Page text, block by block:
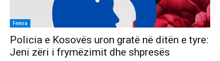
Femra
Policia e Kosovës uron gratë në ditën e tyre:
Jeni zëri i frymëzimit dhe shpresës